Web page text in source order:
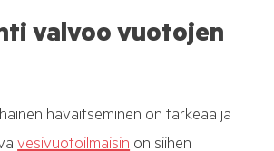
valvoo vuotojen
havaitseminen on tärkeää ja
vesivuotoilmaisin on siihen